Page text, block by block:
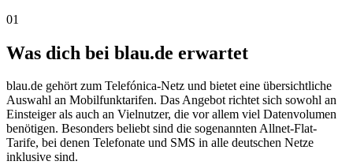
01
Was dich bei blau.de erwartet
blau.de gehört zum Telefónica-Netz und bietet eine übersichtliche
Auswahl an Mobilfunktarifen. Das Angebot richtet sich sowohl an
Einsteiger als auch an Vielnutzer, die vor allem viel Datenvolumen
benötigen. Besonders beliebt sind die sogenannten Allnet-Flat-
Tarife, bei denen Telefonate und SMS in alle deutschen Netze
inklusive sind.